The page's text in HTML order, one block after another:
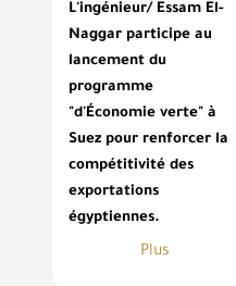
L'ingénieur/ Essam El-
Naggar participe au
lancement du
programme
"d'Économie verte" à
Suez pour renforcer la
compétitivité des
exportations
égyptiennes.
Plus